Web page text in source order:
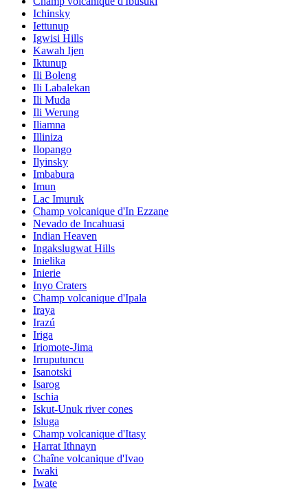
Ichinsky
Iettunup
Igwisi Hills
Kawah Ijen
Iktunup
Ili Boleng
Ili Labalekan
Ili Muda
Ili Werung
Iliamna
Illiniza
Ilopango
Ilyinsky
Imbabura
Imun
Lac Imuruk
Champ volcanique d'In Ezzane
Nevado de Incahuasi
Indian Heaven
Ingakslugwat Hills
Inielika
Inierie
Inyo Craters
Champ volcanique d'Ipala
Iraya
Irazú
Iriga
Iriomote-Jima
Irruputuncu
Isanotski
Isarog
Ischia
Iskut-Unuk river cones
Isluga
Champ volcanique d'Itasy
Harrat Ithnayn
Chaîne volcanique d'Ivao
Iwaki
Iwate